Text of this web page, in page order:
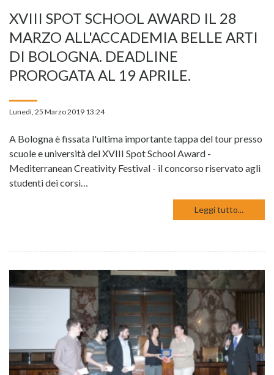
XVIII SPOT SCHOOL AWARD IL 28
MARZO ALL'ACCADEMIA BELLE ARTI
DI BOLOGNA. DEADLINE
PROROGATA AL 19 APRILE.
Lunedì, 25 Marzo 2019 13:24
A Bologna è fissata l'ultima importante tappa del tour presso
scuole e università del XVIII Spot School Award -
Mediterranean Creativity Festival - il concorso riservato agli
studenti dei corsi…
Leggi tutto...